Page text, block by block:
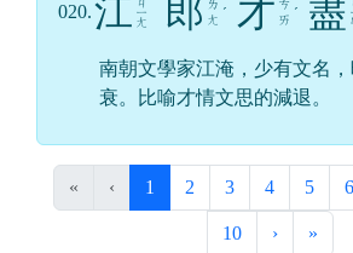
020.江 ㄧ
ㄤ 郎 ㄌ
ㄤ ˊ 才 ㄘ
ㄞ ˊ 盡
南朝文學家江淹，少有文名
衰。比喻才情文思的減退。
« ‹ 1 (目前頁次)
2 3 4 5 6
10 ›下一頁
»